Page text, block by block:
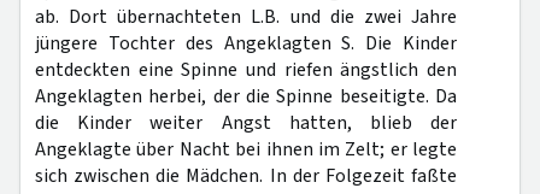
ab. Dort übernachteten L.B. und die zwei Jahre
jüngere Tochter des Angeklagten S. Die Kinder
entdeckten eine Spinne und riefen ängstlich den
Angeklagten herbei, der die Spinne beseitigte. Da
die Kinder weiter Angst hatten, blieb der
Angeklagte über Nacht bei ihnen im Zelt; er legte
sich zwischen die Mädchen. In der Folgezeit faßte